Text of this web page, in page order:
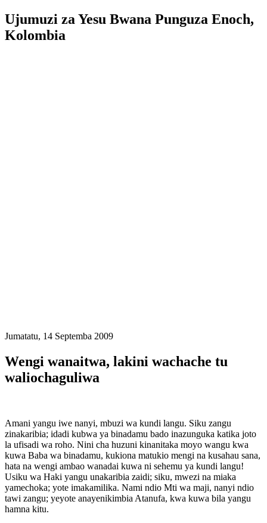
Ujumuzi za Yesu Bwana Punguza Enoch,
Kolombia
Jumatatu, 14 Septemba 2009
Wengi wanaitwa, lakini wachache tu
waliochaguliwa
Amani yangu iwe nanyi, mbuzi wa kundi langu. Siku zangu
zinakaribia; idadi kubwa ya binadamu bado inazunguka katika joto
la ufisadi wa roho. Nini cha huzuni kinanitaka moyo wangu kwa
kuwa Baba wa binadamu, kukiona matukio mengi na kusahau sana,
hata na wengi ambao wanadai kuwa ni sehemu ya kundi langu!
Usiku wa Haki yangu unakaribia zaidi; siku, mwezi na miaka
yamechoka; yote imakamilika. Nami ndio Mti wa maji, nanyi ndio
tawi zangu; yeyote anayenikimbia Atanufa, kwa kuwa bila yangu
hamna kitu.